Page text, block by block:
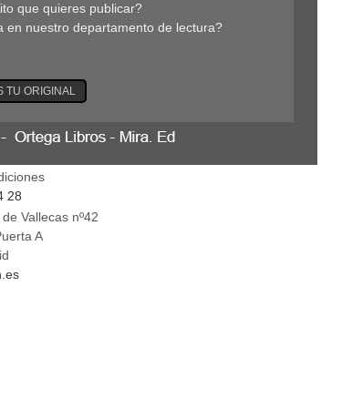
que quieres publicar?
en nuestro departamento de lectura?
TU ORIGINAL
28
Vallecas nº42
A